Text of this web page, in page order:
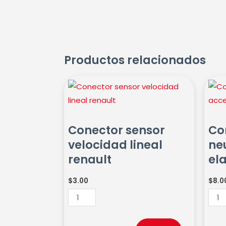
Productos relacionados
Conector sensor
velocidad lineal
renault
$3.00
Conector
sensor
renault
cantidad
$
getz